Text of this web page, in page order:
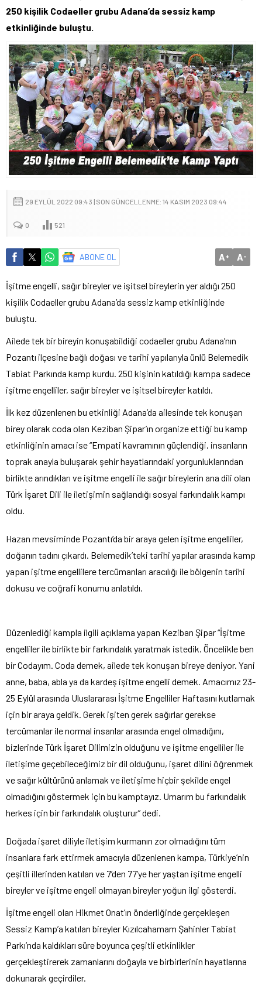
250 kişilik Codaeller grubu Adana’da sessiz kamp
etkinliğinde buluştu.
29 EYLÜL 2022 09:43 | SON GÜNCELLENME: 14 KASIM 2023 09:44
0 521
ABONE OL A+ A-
İşitme engelli, sağır bireyler ve işitsel bireylerin yer aldığı 250
kişilik Codaeller grubu Adana’da sessiz kamp etkinliğinde
buluştu.
Ailede tek bir bireyin konuşabildiği codaeller grubu Adana’nın
Pozantı ilçesine bağlı doğası ve tarihi yapılarıyla ünlü Belemedik
Tabiat Parkında kamp kurdu. 250 kişinin katıldığı kampa sadece
işitme engelliler, sağır bireyler ve işitsel bireyler katıldı.
İlk kez düzenlenen bu etkinliği Adana’da ailesinde tek konuşan
birey olarak coda olan Keziban Şipar’ın organize ettiği bu kamp
etkinliğinin amacı ise “Empati kavramının güçlendiği, insanların
toprak anayla buluşarak şehir hayatlarındaki yorgunluklarından
birlikte arındıkları ve işitme engelli ile sağır bireylerin ana dili olan
Türk İşaret Dili ile iletişimin sağlandığı sosyal farkındalık kampı
oldu.
Hazan mevsiminde Pozantı’da bir araya gelen işitme engelliler,
doğanın tadını çıkardı. Belemedik’teki tarihi yapılar arasında kamp
yapan işitme engellilere tercümanları aracılığı ile bölgenin tarihi
dokusu ve coğrafi konumu anlatıldı.
Düzenlediği kampla ilgili açıklama yapan Keziban Şipar “İşitme
engelliler ile birlikte bir farkındalık yaratmak istedik. Öncelikle ben
bir Codayım. Coda demek, ailede tek konuşan bireye deniyor. Yani
anne, baba, abla ya da kardeş işitme engelli demek. Amacımız 23-
25 Eylül arasında Uluslararası İşitme Engelliler Haftasını kutlamak
için bir araya geldik. Gerek işiten gerek sağırlar gerekse
tercümanlar ile normal insanlar arasında engel olmadığını,
bizlerinde Türk İşaret Dilimizin olduğunu ve işitme engelliler ile
iletişime geçebileceğimiz bir dil olduğunu, işaret dilini öğrenmek
ve sağır kültürünü anlamak ve iletişime hiçbir şekilde engel
olmadığını göstermek için bu kamptayız. Umarım bu farkındalık
herkes için bir farkındalık oluşturur” dedi.
Doğada işaret diliyle iletişim kurmanın zor olmadığını tüm
insanlara fark ettirmek amacıyla düzenlenen kampa, Türkiye’nin
çeşitli illerinden katılan ve 7’den 77’ye her yaştan işitme engelli
bireyler ve işitme engeli olmayan bireyler yoğun ilgi gösterdi.
İşitme engeli olan Hikmet Onat’ın önderliğinde gerçekleşen
Sessiz Kamp’a katılan bireyler Kızılcahamam Şahinler Tabiat
Parkı’nda kaldıkları süre boyunca çeşitli etkinlikler
gerçekleştirerek zamanlarını doğayla ve birbirlerinin hayatlarına
dokunarak geçirdiler.